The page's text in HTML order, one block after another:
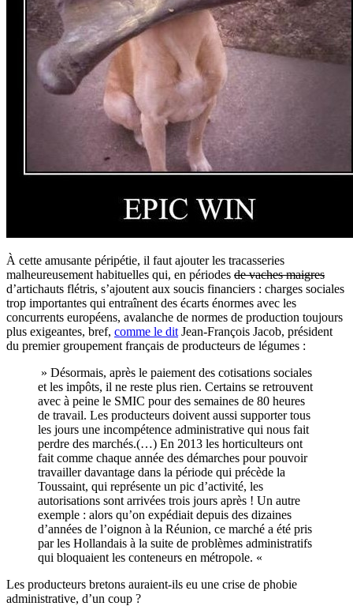
À cette amusante péripétie, il faut ajouter les tracasseries
malheureusement habituelles qui, en périodes de vaches maigres
d’artichauts flétris, s’ajoutent aux soucis financiers : charges sociales
trop importantes qui entraînent des écarts énormes avec les
concurrents européens, avalanche de normes de production toujours
plus exigeantes, bref, comme le dit Jean-François Jacob, président
du premier groupement français de producteurs de légumes :
» Désormais, après le paiement des cotisations sociales
et les impôts, il ne reste plus rien. Certains se retrouvent
avec à peine le SMIC pour des semaines de 80 heures
de travail. Les producteurs doivent aussi supporter tous
les jours une incompétence administrative qui nous fait
perdre des marchés.(…) En 2013 les horticulteurs ont
fait comme chaque année des démarches pour pouvoir
travailler davantage dans la période qui précède la
Toussaint, qui représente un pic d’activité, les
autorisations sont arrivées trois jours après ! Un autre
exemple : alors qu’on expédiait depuis des dizaines
d’années de l’oignon à la Réunion, ce marché a été pris
par les Hollandais à la suite de problèmes administratifs
qui bloquaient les conteneurs en métropole. «
Les producteurs bretons auraient-ils eu une crise de phobie
administrative, d’un coup ?